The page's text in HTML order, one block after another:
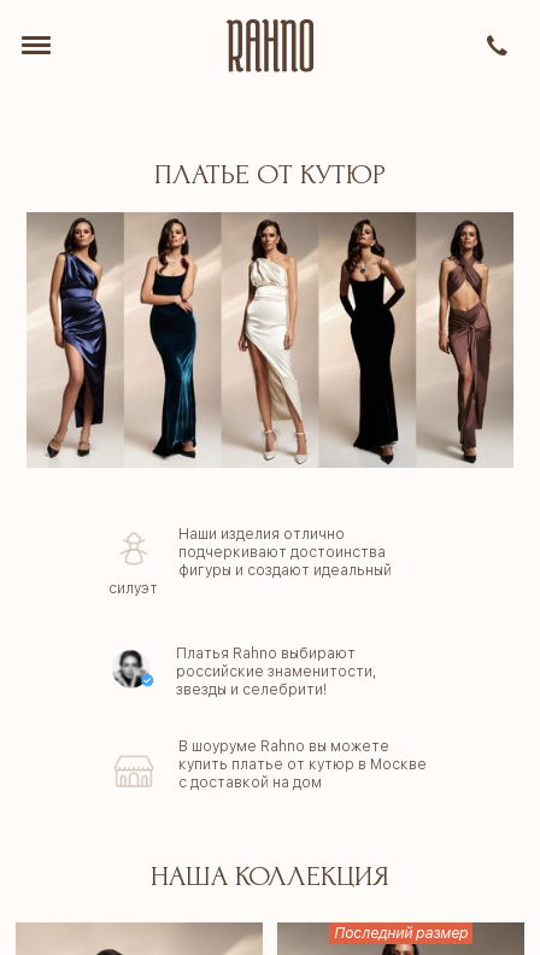
ПЛАТЬЕ ОТ КУТЮР
Наши изделия отлично
подчеркивают достоинства
фигуры и создают идеальный
силуэт
Платья Rahno выбирают
российские знаменитости,
звезды и селебрити!
В шоуруме Rahno вы можете
купить платье от кутюр в Москве
с доставкой на дом
НАША КОЛЛЕКЦИЯ
Последний размер